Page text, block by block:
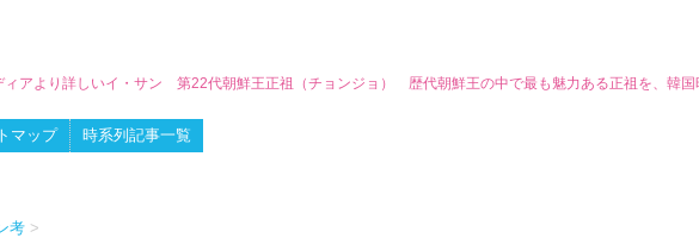
アより詳しいイ・サン 第22代朝鮮王正祖（チョンジョ） 歴代朝鮮王の中で最も魅力ある正祖を、韓国
マップ 時系列記事一覧
考 >